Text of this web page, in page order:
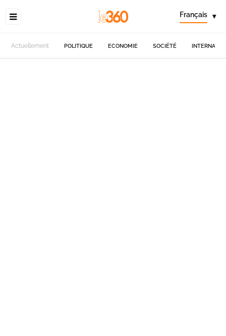
Français ▾
Actuellement POLITIQUE ECONOMIE SOCIÉTÉ